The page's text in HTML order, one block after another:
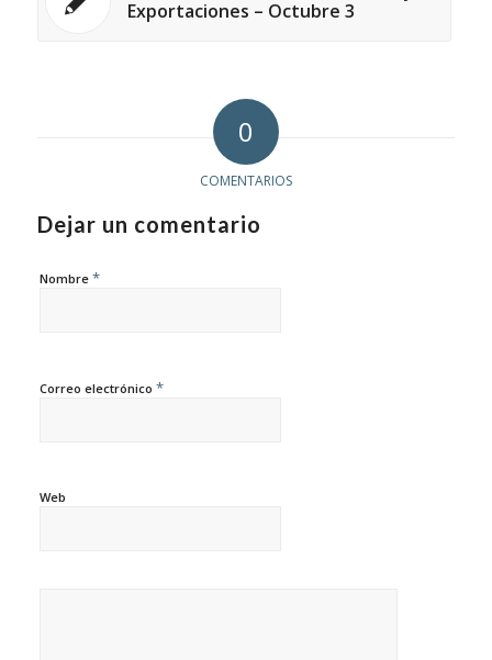
Exportaciones – Octubre 3
0
COMENTARIOS
Dejar un comentario
Nombre *
Correo electrónico *
Web